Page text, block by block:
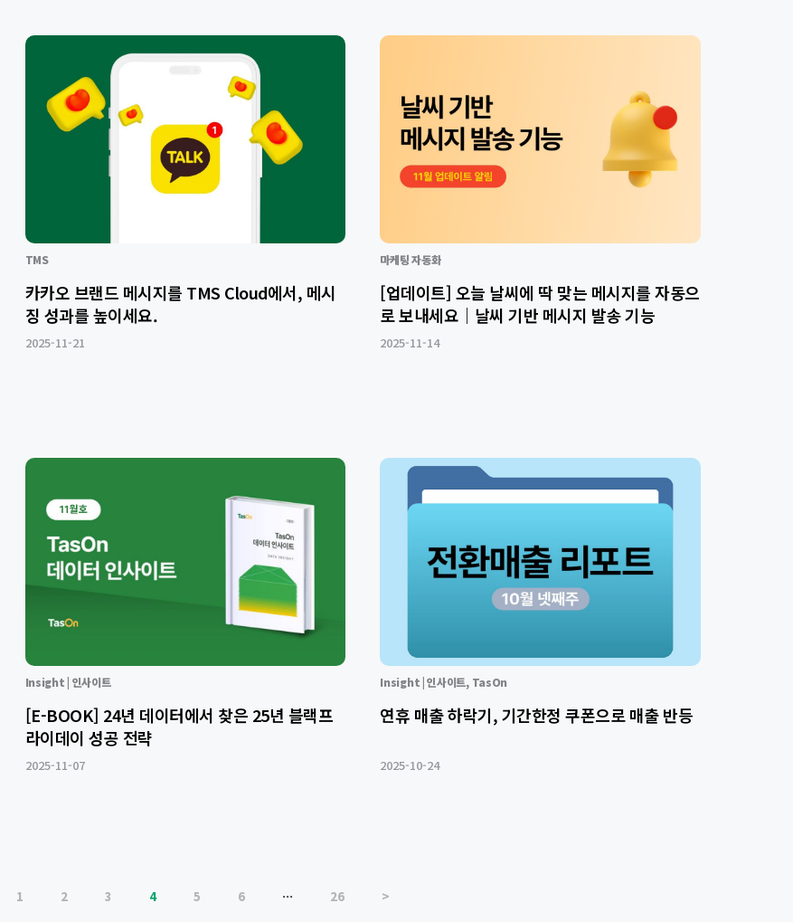
TMS
카카오 브랜드 메시지를 TMS Cloud에서, 메시
징 성과를 높이세요.
2025-11-21
마케팅 자동화
[업데이트] 오늘 날씨에 딱 맞는 메시지를 자동으
로 보내세요｜날씨 기반 메시지 발송 기능
2025-11-14
Insight | 인사이트
[E-BOOK] 24년 데이터에서 찾은 25년 블랙프
라이데이 성공 전략
2025-11-07
Insight | 인사이트, TasOn
연휴 매출 하락기, 기간한정 쿠폰으로 매출 반등
2025-10-24
1 2 3 4 5 6 … 26 >